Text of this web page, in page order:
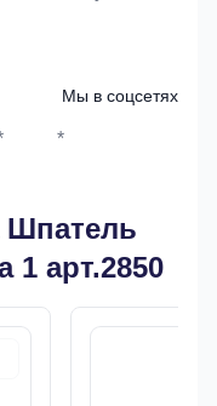
Мы в соцсетях
*
Шпатель
1 арт.2850